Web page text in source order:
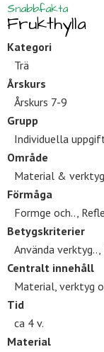
Snabbfakta
Frukthylla
Kategori
Trä
Årskurs
Årskurs 7-9
Grupp
Individuella
Område
Material &
Förmåga
Formge och..,
Betygskriterier
Använda
Centralt innehåll
Material, verktyg
Tid
ca 4 v.
Material